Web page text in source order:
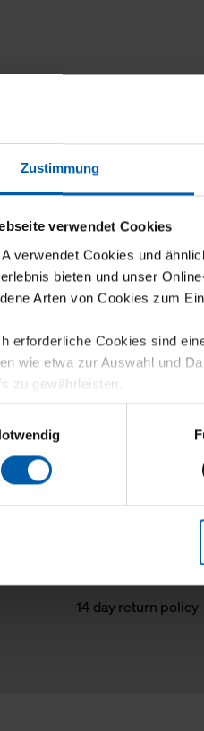
Zustimmung
verwendet Cookies
verwendet Cookies und
bieten und unser
Arten von Cookies zum
erforderliche Cookies sind
wie etwa zur Auswahl und
zu gewährleisten.
personalisierter
Marketing-, Statistik- und
Informationen.
auf "Alle erlauben", damit
dürfen. Über die jeweiligen
14 day return policy